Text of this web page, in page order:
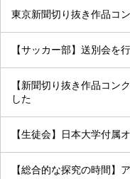
東京新聞切り抜き作品コ
【サッカー部】送別会を
【新聞切り抜き作品コン
した
【生徒会】日本大学付属
【総合的な探究の時間】